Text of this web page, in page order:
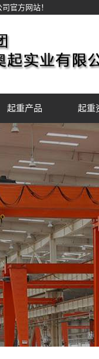
官方网站！
起重产品 起重